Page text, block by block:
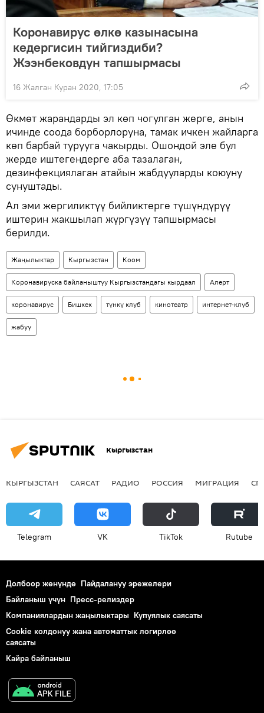
Коронавирус өлкө казынасына
кедергисин тийгиздиби?
Жээнбековдун тапшырмасы
16 Жалган Куран 2020, 17:05
Өкмөт жарандарды эл көп чогулган жерге, анын
ичинде соода борборлоруна, тамак ичкен жайларга
көп барбай турууга чакырды. Ошондой эле бул
жерде иштегендерге аба тазалаган,
дезинфекциялаган атайын жабдууларды коюуну
сунуштады.
Ал эми жергиликтүү бийликтерге түшүндүрүү
иштерин жакшылап жүргүзүү тапшырмасы
берилди.
Жаңылыктар Кыргызстан Коом
Коронавируска байланыштуу Кыргызстандагы кырдаал Aлерт
коронавирус Бишкек түнкү клуб кинотеатр интернет-клуб
жабуу
Кыргызстан
КЫРГЫЗСТАН САЯСАТ РАДИО РОССИЯ МИГРАЦИЯ
Telegram VK ТikТоk Rutube
Долбоор жөнүндө Пайдалануу эрежелери
Байланыш үчүн Пресс-релиздер
Компаниялардын жаңылыктары Купуялык саясаты
Cookie колдонуу жана автоматтык логирлөө
саясаты
Кайра байланыш